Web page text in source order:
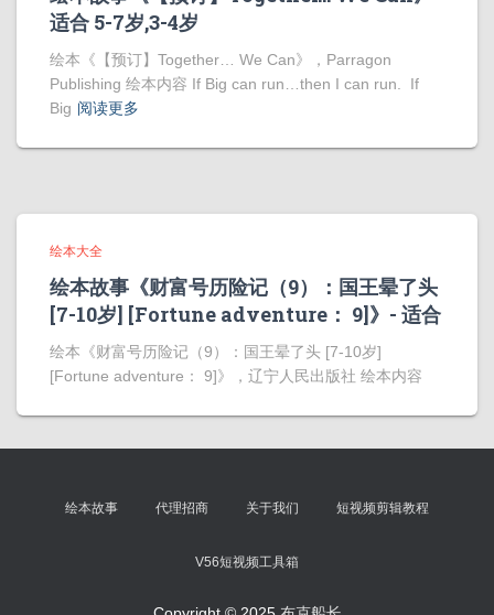
适合 5-7岁,3-4岁
绘本《【预订】Together… We Can》，Parragon
Publishing 绘本内容 If Big can run…then I can run. If
Big 阅读更多
绘本大全
绘本故事《财富号历险记（9）：国王晕了头
[7-10岁] [Fortune adventure： 9]》- 适合
绘本《财富号历险记（9）：国王晕了头 [7-10岁]
[Fortune adventure： 9]》，辽宁人民出版社 绘本内容
绘本故事 代理招商 关于我们 短视频剪辑教程
V56短视频工具箱